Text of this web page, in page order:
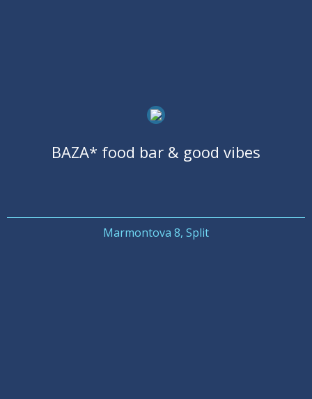
BAZA* food bar & good vibes
Marmontova 8, Split